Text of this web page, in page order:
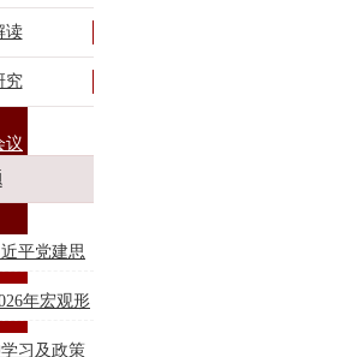
议
读
究
平党建思
年宏观形
习及政策